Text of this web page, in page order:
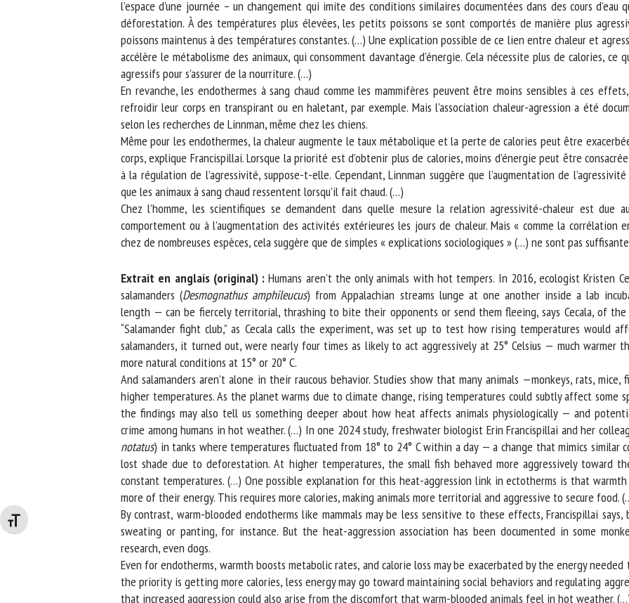
Changer la taille de la police
l’espace d’une journée – un changement qui imite des conditions similaires documentées dans des cours
déforestation. À des températures plus élevées, les petits poissons se sont comportés de manière plus
poissons maintenus à des températures constantes. (…) Une explication possible de ce lien entre chaleur et
accélère le métabolisme des animaux, qui consomment davantage d’énergie. Cela nécessite plus de calories, ce
agressifs pour s’assurer de la nourriture. (…)
En revanche, les endothermes à sang chaud comme les mammifères peuvent être moins sensibles à ces
refroidir leur corps en transpirant ou en haletant, par exemple. Mais l’association chaleur-agression a été
selon les recherches de Linnman, même chez les chiens.
Même pour les endothermes, la chaleur augmente le taux métabolique et la perte de calories peut être
corps, explique Francispillai. Lorsque la priorité est d’obtenir plus de calories, moins d’énergie peut être
à la régulation de l’agressivité, suppose-t-elle. Cependant, Linnman suggère que l’augmentation de
que les animaux à sang chaud ressentent lorsqu’il fait chaud. (…)
Chez l’homme, les scientifiques se demandent dans quelle mesure la relation agressivité-chaleur est due
comportement ou à l’augmentation des activités extérieures les jours de chaleur. Mais « comme la corrélation
chez de nombreuses espèces, cela suggère que de simples « explications sociologiques » (…) ne sont pas
Extrait en anglais (original) :Humans aren’t the only animals with hot tempers. In 2016, ecologist Kristen
salamanders ( Desmognathus amphileucus) from Appalachian streams lunge at one another inside a lab
length — can be fiercely territorial, thrashing to bite their opponents or send them fleeing, says Cecala, of the
“Salamander fight club,” as Cecala calls the experiment, was set up to test how rising temperatures would
salamanders, it turned out, were nearly four times as likely to act aggressively at 25° Celsius — much warmer
more natural conditions at 15° or 20° C.
And salamanders aren’t alone in their raucous behavior. Studies show that many animals —monkeys, rats,
higher temperatures. As the planet warms due to climate change, rising temperatures could subtly affect some
the findings may also tell us something deeper about how heat affects animals physiologically — and
crime among humans in hot weather. (…) In one 2024 study, freshwater biologist Erin Francispillai and her
notatus) in tanks where temperatures fluctuated from 18° to 24° C within a day — a change that mimics similar
lost shade due to deforestation. At higher temperatures, the small fish behaved more aggressively toward
constant temperatures. (…) One possible explanation for this heat-aggression link in ectotherms is that warmth
more of their energy. This requires more calories, making animals more territorial and aggressive to secure food.
By contrast, warm-blooded endotherms like mammals may be less sensitive to these effects, Francispillai says,
sweating or panting, for instance. But the heat-aggression association has been documented in some
research, even dogs.
Even for endotherms, warmth boosts metabolic rates, and calorie loss may be exacerbated by the energy needed
the priority is getting more calories, less energy may go toward maintaining social behaviors and regulating
that increased aggression could also arise from the discomfort that warm-blooded animals feel in hot weather. (…)